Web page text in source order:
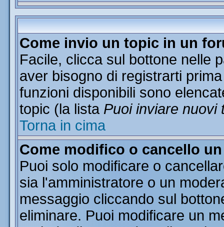
Come invio un topic in un
Facile, clicca sul bottone nelle
aver bisogno di registrarti
funzioni disponibili sono
topic (la lista Puoi inviare nuovi
Torna in cima
Come modifico o cancello
Puoi solo modificare o
sia l'amministratore o un
messaggio cliccando sul
eliminare. Puoi modificare un